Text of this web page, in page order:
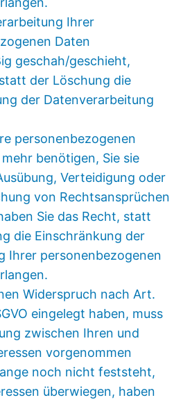
Ihrer
Daten
geschah/geschieht,
der Löschung die
der Datenverarbeitung
personenbezogenen
benötigen, Sie sie
Verteidigung oder
von Rechtsansprüchen
Sie das Recht, statt
die Einschränkung der
Ihrer personenbezogenen
Widerspruch nach Art.
eingelegt haben, muss
zwischen Ihren und
vorgenommen
noch nicht feststeht,
überwiegen, haben